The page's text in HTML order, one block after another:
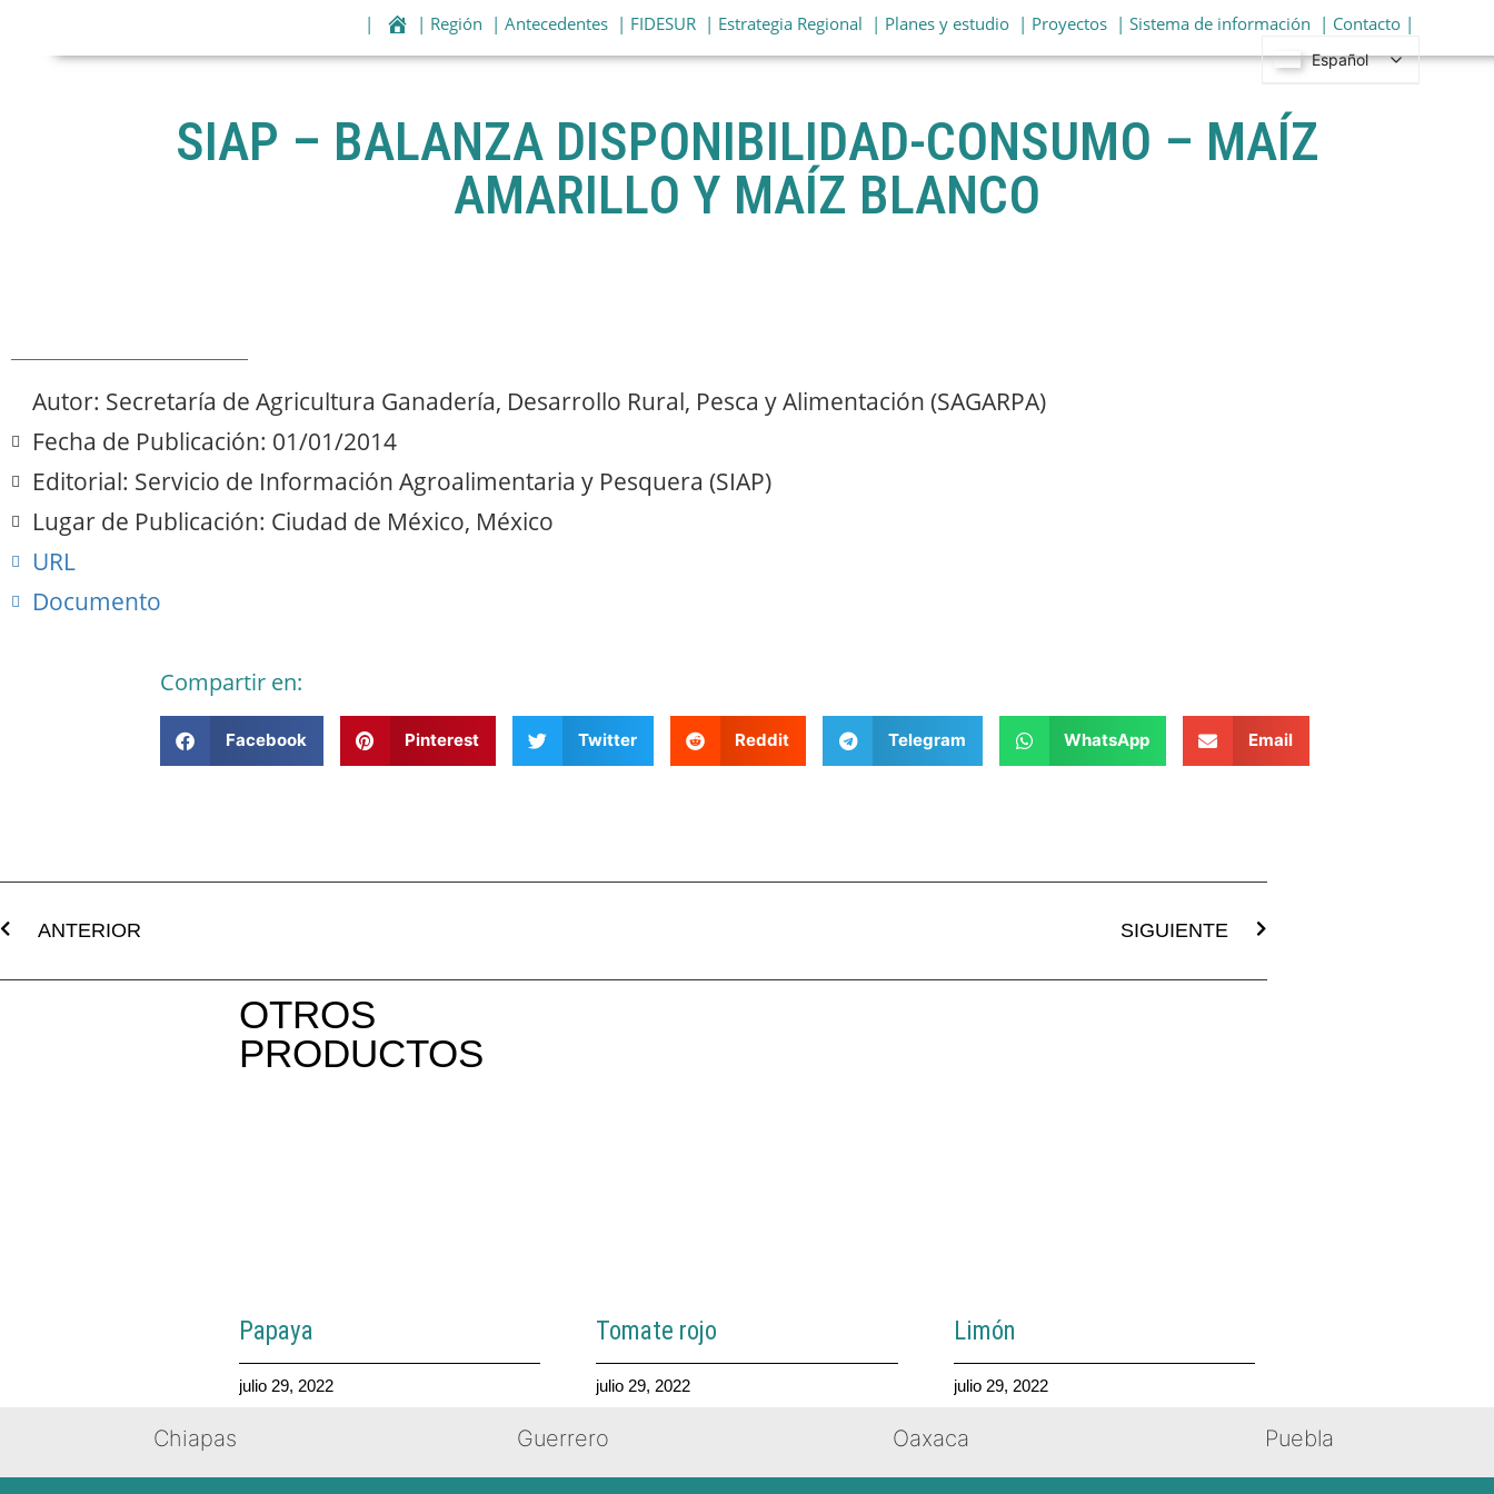
| | Región | Antecedentes | FIDESUR | Estrategia Regional | Planes y estudio | Proyectos | Sistema de información | Contacto |
Español
SIAP – BALANZA DISPONIBILIDAD-CONSUMO – MAÍZ
AMARILLO Y MAÍZ BLANCO
Autor: Secretaría de Agricultura Ganadería, Desarrollo Rural, Pesca y Alimentación (SAGARPA)
Fecha de Publicación: 01/01/2014
Editorial: Servicio de Información Agroalimentaria y Pesquera (SIAP)
Lugar de Publicación: Ciudad de México, México
URL
Documento
Compartir en:
Facebook Pinterest Twitter Reddit Telegram WhatsApp Email
ANTERIOR SIGUIENTE
OTROS
PRODUCTOS
Papaya
julio 29, 2022
Tomate rojo
julio 29, 2022
Limón
julio 29, 2022
Chiapas Guerrero Oaxaca Puebla